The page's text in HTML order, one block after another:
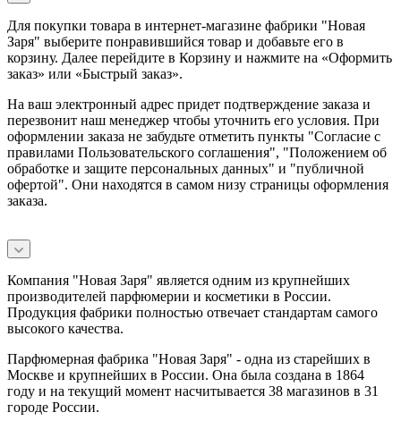
Для покупки товара в интернет-магазине фабрики "Новая
Заря" выберите понравившийся товар и добавьте его в
корзину. Далее перейдите в Корзину и нажмите на «Оформить
заказ» или «Быстрый заказ».
На ваш электронный адрес придет подтверждение заказа и
перезвонит наш менеджер чтобы уточнить его условия. При
оформлении заказа не забудьте отметить пункты "Согласие с
правилами Пользовательского соглашения", "Положением об
обработке и защите персональных данных" и "публичной
офертой". Они находятся в самом низу страницы оформления
заказа.
Компания "Новая Заря" является одним из крупнейших
производителей парфюмерии и косметики в России.
Продукция фабрики полностью отвечает стандартам самого
высокого качества.
Парфюмерная фабрика "Новая Заря" - одна из старейших в
Москве и крупнейших в России. Она была создана в 1864
году и на текущий момент насчитывается 38 магазинов в 31
городе России.